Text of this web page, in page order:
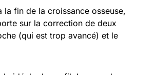
la fin de la croissance osseuse,
sur la correction de deux
(qui est trop avancé) et le